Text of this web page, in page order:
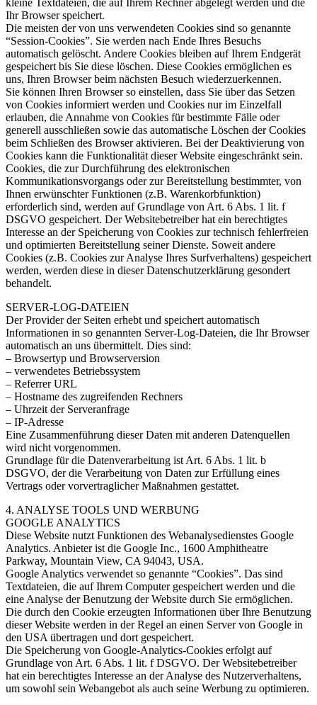
Ihr Browser speichert.
Die meisten der von uns verwendeten Cookies sind so genannte
“Session-Cookies”. Sie werden nach Ende Ihres Besuchs
automatisch gelöscht. Andere Cookies bleiben auf Ihrem Endgerät
gespeichert bis Sie diese löschen. Diese Cookies ermöglichen es
uns, Ihren Browser beim nächsten Besuch wiederzuerkennen.
Sie können Ihren Browser so einstellen, dass Sie über das Setzen
von Cookies informiert werden und Cookies nur im Einzelfall
erlauben, die Annahme von Cookies für bestimmte Fälle oder
generell ausschließen sowie das automatische Löschen der Cookies
beim Schließen des Browser aktivieren. Bei der Deaktivierung von
Cookies kann die Funktionalität dieser Website eingeschränkt sein.
Cookies, die zur Durchführung des elektronischen
Kommunikationsvorgangs oder zur Bereitstellung bestimmter, von
Ihnen erwünschter Funktionen (z.B. Warenkorbfunktion)
erforderlich sind, werden auf Grundlage von Art. 6 Abs. 1 lit. f
DSGVO gespeichert. Der Websitebetreiber hat ein berechtigtes
Interesse an der Speicherung von Cookies zur technisch fehlerfreien
und optimierten Bereitstellung seiner Dienste. Soweit andere
Cookies (z.B. Cookies zur Analyse Ihres Surfverhaltens) gespeichert
werden, werden diese in dieser Datenschutzerklärung gesondert
behandelt.
SERVER-LOG-DATEIEN
Der Provider der Seiten erhebt und speichert automatisch
Informationen in so genannten Server-Log-Dateien, die Ihr Browser
automatisch an uns übermittelt. Dies sind:
– Browsertyp und Browserversion
– verwendetes Betriebssystem
– Referrer URL
– Hostname des zugreifenden Rechners
– Uhrzeit der Serveranfrage
– IP-Adresse
Eine Zusammenführung dieser Daten mit anderen Datenquellen
wird nicht vorgenommen.
Grundlage für die Datenverarbeitung ist Art. 6 Abs. 1 lit. b
DSGVO, der die Verarbeitung von Daten zur Erfüllung eines
Vertrags oder vorvertraglicher Maßnahmen gestattet.
4. ANALYSE TOOLS UND WERBUNG
GOOGLE ANALYTICS
Diese Website nutzt Funktionen des Webanalysedienstes Google
Analytics. Anbieter ist die Google Inc., 1600 Amphitheatre
Parkway, Mountain View, CA 94043, USA.
Google Analytics verwendet so genannte “Cookies”. Das sind
Textdateien, die auf Ihrem Computer gespeichert werden und die
eine Analyse der Benutzung der Website durch Sie ermöglichen.
Die durch den Cookie erzeugten Informationen über Ihre Benutzung
dieser Website werden in der Regel an einen Server von Google in
den USA übertragen und dort gespeichert.
Die Speicherung von Google-Analytics-Cookies erfolgt auf
Grundlage von Art. 6 Abs. 1 lit. f DSGVO. Der Websitebetreiber
hat ein berechtigtes Interesse an der Analyse des Nutzerverhaltens,
um sowohl sein Webangebot als auch seine Werbung zu optimieren.